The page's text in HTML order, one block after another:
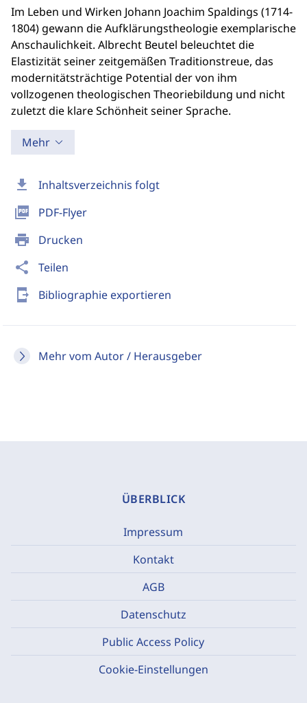
download Inhaltsverzeichnis folgt
picture_as_pdf PDF-Flyer
print Drucken
share Teilen
send_to_mobile Bibliographie exportieren
Mehr vom Autor / Herausgeber
Im Leben und Wirken Johann Joachim Spaldings (1714-
1804) gewann die Aufklärungstheologie exemplarische
Anschaulichkeit. Albrecht Beutel beleuchtet die
Elastizität seiner zeitgemäßen Traditionstreue, das
modernitätsträchtige Potential der von ihm
vollzogenen theologischen Theoriebildung und nicht
zuletzt die klare Schönheit seiner Sprache.
Mehr
ÜBERBLICK
Impressum
Kontakt
AGB
Datenschutz
Public Access Policy
Cookie-Einstellungen